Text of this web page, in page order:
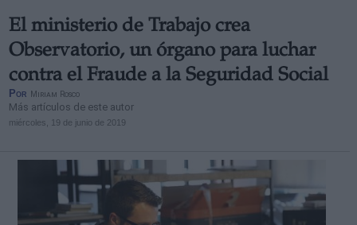
El ministerio de Trabajo crea
Observatorio, un órgano para luchar
contra el Fraude a la Seguridad Social
Por Miriam Rosco
Más artículos de este autor
miércoles, 19 de junio de 2019